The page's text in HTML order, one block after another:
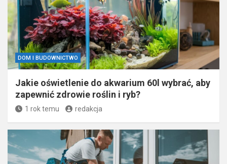
DOM I BUDOWNICTWO
Jakie oświetlenie do akwarium 60l wybrać, aby
zapewnić zdrowie roślin i ryb?
1 rok temu redakcja